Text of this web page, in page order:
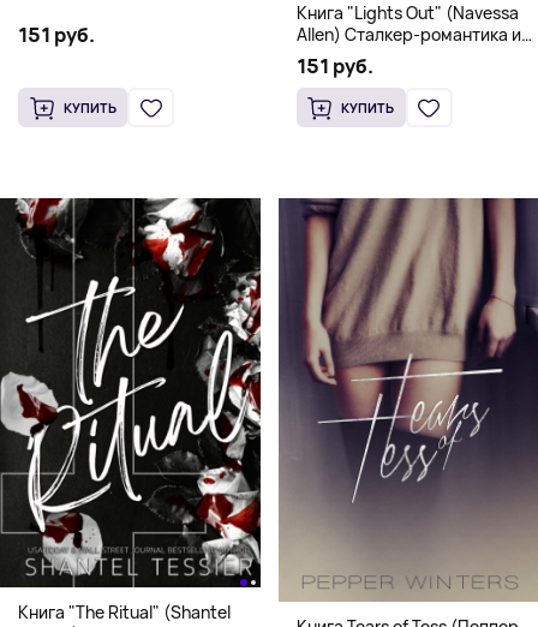
151 руб.
КУПИТЬ
Книга "Lights Out" (Navessa
Allen) Сталкер-романтика и
человек в маске (18+)
151 руб.
КУПИТЬ
Книга "The Ritual" (Shantel